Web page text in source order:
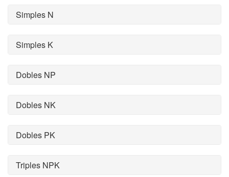
Simples N
Simples K
Dobles NP
Dobles NK
Dobles PK
Triples NPK